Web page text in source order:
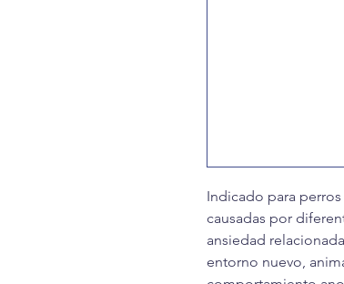
Indicado para
causadas por
ansiedad
entorno nuevo,